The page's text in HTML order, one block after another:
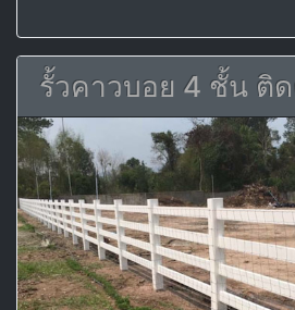
รั้วคาวบอย 4 ชั้น ติ